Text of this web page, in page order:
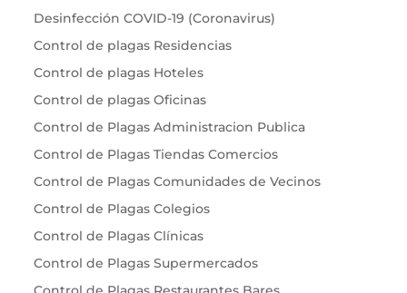
Desinfección COVID-19 (Coronavirus)
Control de plagas Residencias
Control de plagas Hoteles
Control de plagas Oficinas
Control de Plagas Administracion Publica
Control de Plagas Tiendas Comercios
Control de Plagas Comunidades de Vecinos
Control de Plagas Colegios
Control de Plagas Clínicas
Control de Plagas Supermercados